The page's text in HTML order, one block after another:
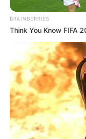
คนที่เกิดวันศุกร์คนช่
จินตนาการสูง อารม
หวานและอ่อนโยน จึ
อารมณ์ ยามดีก็ดีเหลื
พายุไฟ ลักษณะเด่นพิ
ดีมาก มีพลังพิเศษสา
BRAINBERRIES
Think You Know FIFA